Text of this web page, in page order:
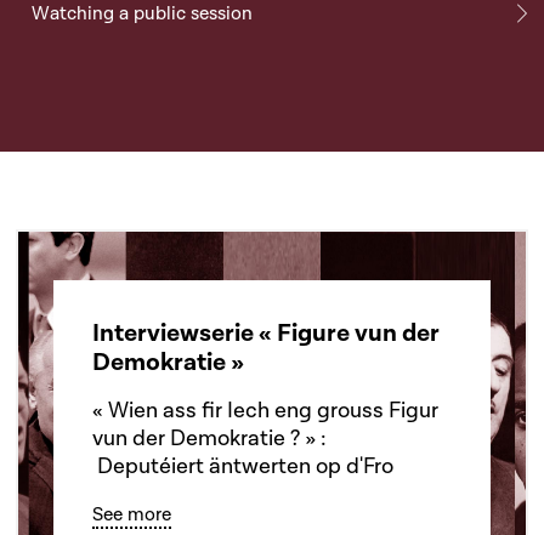
Watching a public session
Interviewserie « Figure vun der
Demokratie »
« Wien ass fir Iech eng grouss Figur
vun der Demokratie ? » :
Deputéiert äntwerten op d'Fro
See more